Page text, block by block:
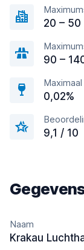
20 – 50
90 –
0,02%
9,1 / 10
Naam
Krakau